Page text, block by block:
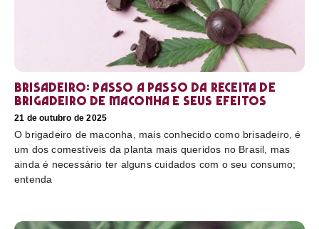
Brisadeiro: passo a passo da receita de
brigadeiro de maconha e seus efeitos
21 de outubro de 2025
O brigadeiro de maconha, mais conhecido como brisadeiro, é
um dos comestíveis da planta mais queridos no Brasil, mas
ainda é necessário ter alguns cuidados com o seu consumo;
entenda